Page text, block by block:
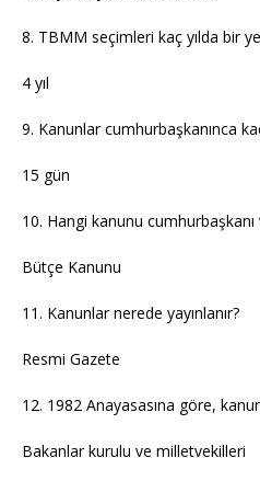
8. TBMM seçimleri kaç yılda bir
4 yıl
9. Kanunlar cumhurbaşkanınca
15 gün
10. Hangi kanunu
Bütçe Kanunu
11. Kanunlar nerede yayınlanır?
Resmi Gazete
12. 1982 Anayasasına göre,
Bakanlar kurulu ve milletvekilleri